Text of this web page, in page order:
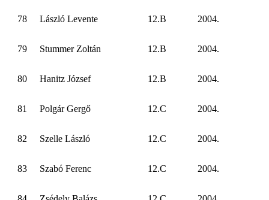
78 László Levente 12.B 2004.
79 Stummer Zoltán 12.B 2004.
80 Hanitz József 12.B 2004.
81 Polgár Gergő 12.C 2004.
82 Szelle László 12.C 2004.
83 Szabó Ferenc 12.C 2004.